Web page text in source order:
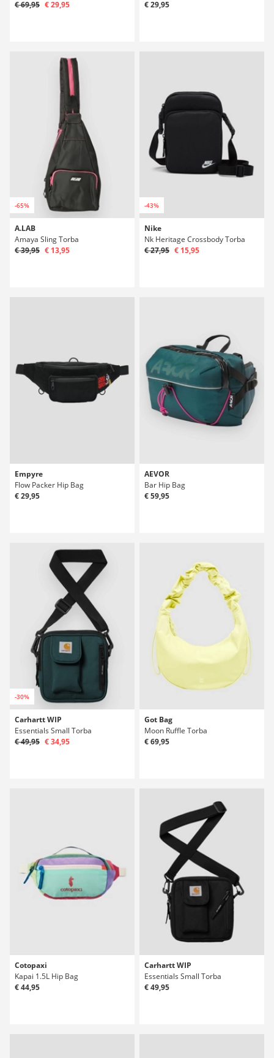
€ 69,95 € 29,95 € 29,95
-65%
A.LAB
Amaya Sling Torba
€ 39,95 € 13,95
-43%
Nike
Nk Heritage Crossbody Torba
€ 27,95 € 15,95
Empyre
Flow Packer Hip Bag
€ 29,95
AEVOR
Bar Hip Bag
€ 59,95
-30%
Carhartt WIP
Essentials Small Torba
€ 49,95 € 34,95
Got Bag
Moon Ruffle Torba
€ 69,95
Cotopaxi
Kapai 1.5L Hip Bag
€ 44,95
Carhartt WIP
Essentials Small Torba
€ 49,95